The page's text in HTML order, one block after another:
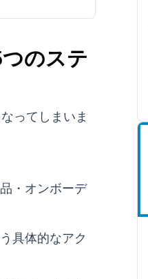
のステ
ってしまいま
・オンボーデ
具体的なアク